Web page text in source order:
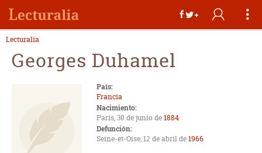
Lecturalia
Georges Duhamel
País:
Francia
Nacimiento:
París, 30 de junio de1884
Defunción:
Seine-et-Oise, 12 de abril de1966